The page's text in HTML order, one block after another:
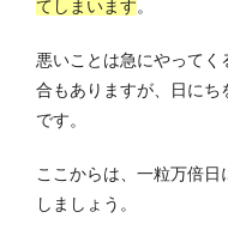
てしまいます。
悪いことは急にやって
合もありますが、日にち
です。
ここからは、一粒万倍
しましょう。